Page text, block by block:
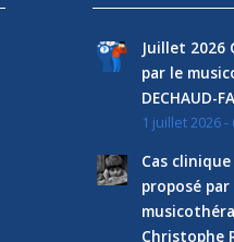
Juillet 2026
par le
DECHAUD-
1 juillet 2026 -
Cas
proposé par
Christophe